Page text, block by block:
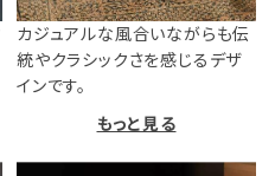
カジュアルな風合いながらも伝
統やクラシックさを感じるデザ
インです。
もっと見る